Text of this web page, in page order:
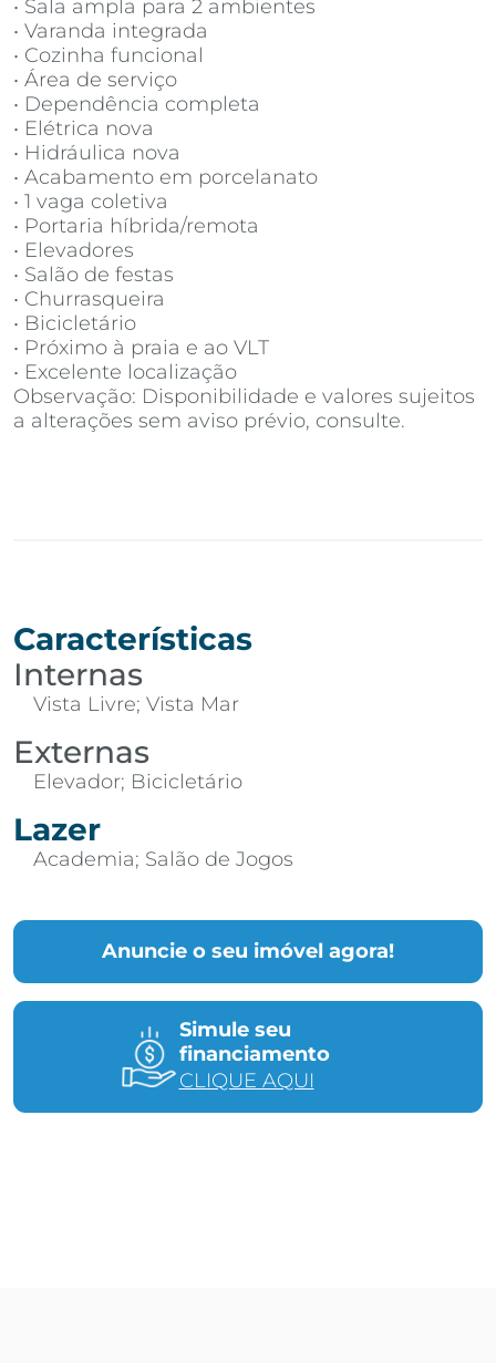
• Sala ampla para 2 ambientes
• Varanda integrada
• Cozinha funcional
• Área de serviço
• Dependência completa
• Elétrica nova
• Hidráulica nova
• Acabamento em porcelanato
• 1 vaga coletiva
• Portaria híbrida/remota
• Elevadores
• Salão de festas
• Churrasqueira
• Bicicletário
• Próximo à praia e ao VLT
• Excelente localização
Observação: Disponibilidade e valores sujeitos
a alterações sem aviso prévio, consulte.
Anuncie o seu imóvel agora!
Simule seu
financiamento
CLIQUE AQUI
Características
Internas
Vista Livre; Vista Mar
Externas
Elevador; Bicicletário
Lazer
Academia; Salão de Jogos